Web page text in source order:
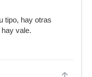
tipo, hay otras
vale.